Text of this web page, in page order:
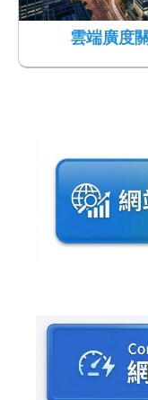
雲端廣度